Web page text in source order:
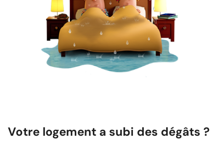
Votre logement a subi des dégâts ?